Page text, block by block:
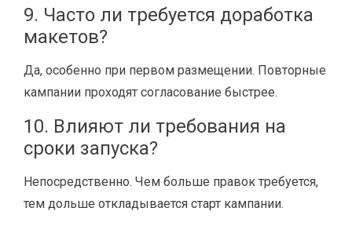
9. Часто ли требуется доработка
макетов?
Да, особенно при первом размещении. Повторные
кампании проходят согласование быстрее.
10. Влияют ли требования на
сроки запуска?
Непосредственно. Чем больше правок требуется,
тем дольше откладывается старт кампании.